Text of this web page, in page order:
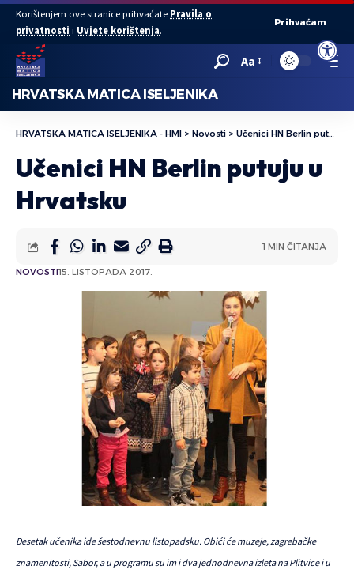
Open
Korištenjem ove stranice prihvaćate Pravila o
privatnosti i Uvjete korištenja.
Prihvaćam
Aa
HRVATSKA MATICA ISELJENIKA
HRVATSKA MATICA ISELJENIKA - HMI > Novosti > Učenici HN Berlin putuju u Hrvatsku
Učenici HN Berlin putuju u
Hrvatsku
NOVOSTI15. LISTOPADA 2017.
1 MIN ČITANJA
Desetak učenika ide šestodnevnu listopadsku. Obići će muzeje, zagrebačke
znamenitosti, Sabor, a u programu su im i dva jednodnevna izleta na Plitvice i u